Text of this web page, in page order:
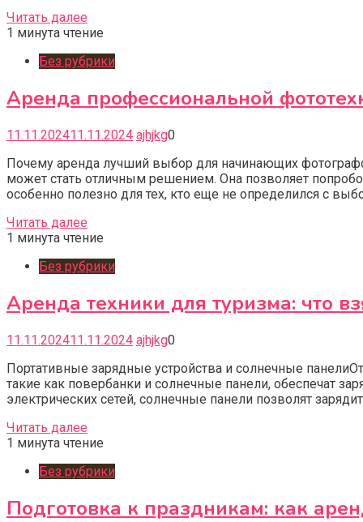
Читать далее
1 минута чтение
Без рубрики
Аренда профессиональной
11.11.202411.11.2024 ajhjkg0
Почему аренда лучший выбор для начинающих
может стать отличным решением. Она позволяет
особенно полезно для тех, кто еще не определился с
Читать далее
1 минута чтение
Без рубрики
Аренда техники для туризма: что
11.11.202411.11.2024 ajhjkg0
Портативные зарядные устройства и солнечные
такие как повербанки и солнечные панели, обеспечат
электрических сетей, солнечные панели позволят
Читать далее
1 минута чтение
Без рубрики
Подготовка к праздникам: как